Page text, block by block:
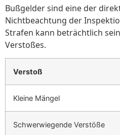
Bußgelder sind eine der
Nichtbeachtung der
Strafen kann beträchtlich
Verstoßes.
Verstoß
Kleine Mängel
Schwerwiegende Verstöße